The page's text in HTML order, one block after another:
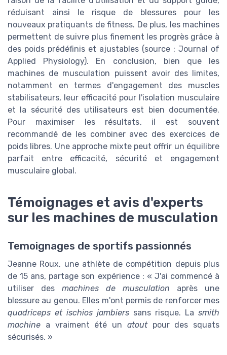
réduisant ainsi le risque de blessures pour les
nouveaux pratiquants de fitness. De plus, les machines
permettent de suivre plus finement les progrès grâce à
des poids prédéfinis et ajustables (source : Journal of
Applied Physiology). En conclusion, bien que les
machines de musculation puissent avoir des limites,
notamment en termes d'engagement des muscles
stabilisateurs, leur efficacité pour l'isolation musculaire
et la sécurité des utilisateurs est bien documentée.
Pour maximiser les résultats, il est souvent
recommandé de les combiner avec des exercices de
poids libres. Une approche mixte peut offrir un équilibre
parfait entre efficacité, sécurité et engagement
musculaire global.
Témoignages et avis d'experts
sur les machines de musculation
Temoignages de sportifs passionnés
Jeanne Roux, une athlète de compétition depuis plus
de 15 ans, partage son expérience : « J'ai commencé à
utiliser des machines de musculation après une
blessure au genou. Elles m'ont permis de renforcer mes
quadriceps et ischios jambiers sans risque. La smith
machine a vraiment été un atoutpour des squats
sécurisés. »